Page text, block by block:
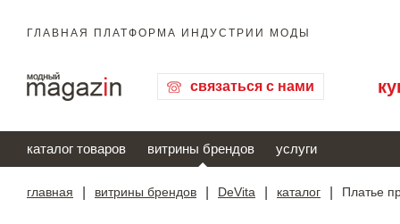
ГЛАВНАЯ ПЛАТФОРМА ИНДУСТРИИ МОДЫ
связаться с нами
каталог товаров витрины брендов услуги
главная витрины брендов DeVita каталог Платье